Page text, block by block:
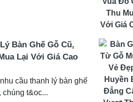
Bàn Ghế Gỗ Cũ,
Lại Với Giá Cao
cầu thanh lý bàn ghế
chúng t&oc...